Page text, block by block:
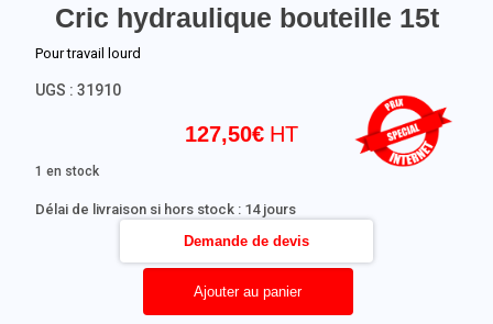
Cric hydraulique bouteille 15t
127,50€
Délai de livraison si hors stock : 14 jours
Pour travail lourd
1 en stock
Ajouter au panier
Demande de devis
UGS :31910